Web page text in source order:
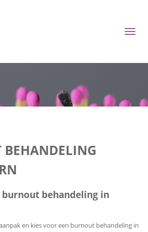
Toggle
BEHANDELING
burnout behandeling in
en kies voor een burnout behandeling in